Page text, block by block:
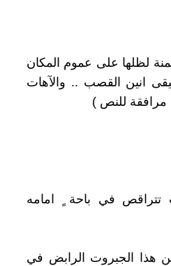
لظلها على عموم المكان
انين القصب .. والآهات
مرافقة للنص )
تتراقص في باحة ٍ امامه
هذا الجبروت الرابض في